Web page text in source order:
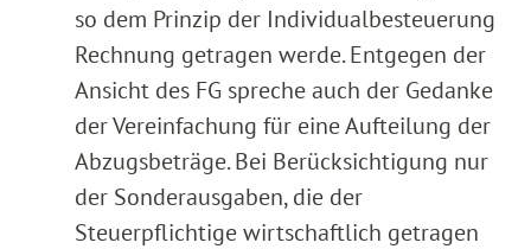
so dem Prinzip der Individualbesteuerung
Rechnung getragen werde. Entgegen der
Ansicht des FG spreche auch der Gedanke
der Vereinfachung für eine Aufteilung der
Abzugsbeträge. Bei Berücksichtigung nur
der Sonderausgaben, die der
Steuerpflichtige wirtschaftlich getragen